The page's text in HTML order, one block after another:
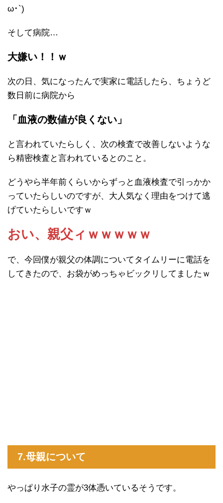
ω･`)
そして病院…
大嫌い！！ｗ
次の日、気になったんで実家に電話したら、ちょうど
数日前に病院から
「血液の数値が良くない」
と言われていたらしく、次の検査で改善しないような
ら精密検査と言われているとのこと。
どうやら半年前くらいからずっと血液検査で引っかか
っていたらしいのですが、大人気なく理由をつけて逃
げていたらしいですｗ
おい、親父ィｗｗｗｗｗ
で、今回僕が親父の体調についてタイムリーに電話を
してきたので、お袋がめっちゃビックリしてましたｗ
7.母親について
やっぱり水子の霊が3体憑いているそうです。